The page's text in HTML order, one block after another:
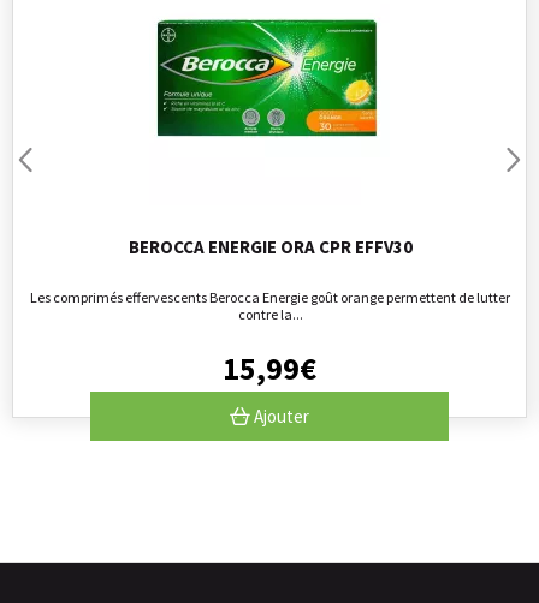
BEROCCA ENERGIE ORA CPR EFFV30
Les comprimés effervescents Berocca Energie goût orange permettent de lutter
contre la...
15,99€
Ajouter